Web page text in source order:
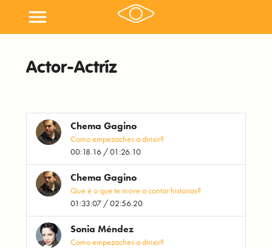
menu
Actor-Actríz
Chema Gagino
Como empezaches a dirixir?
00:18.16 / 01:26.10
Chema Gagino
Que é o que te move a contar historias?
01:33:07 / 02:56.20
Sonia Méndez
Como empezaches a dirixir?